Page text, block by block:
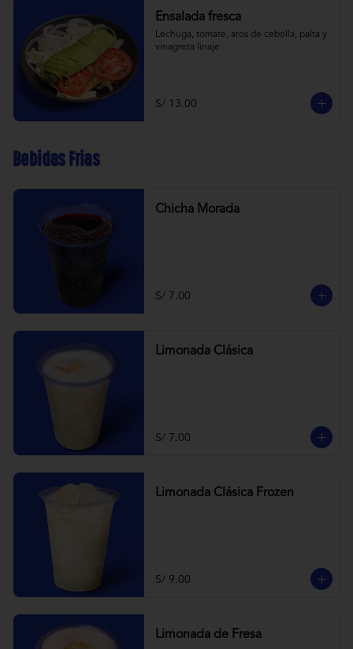
Ensalada fresca
Lechuga, tomate, aros de cebolla, palta y
vinagreta linaje
S/ 13.00
Bebidas Frias
Chicha Morada
S/ 7.00
Limonada Clásica
S/ 7.00
Limonada Clásica Frozen
S/ 9.00
Limonada de Fresa